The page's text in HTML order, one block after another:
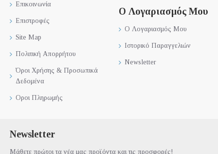
Επικοινωνία
Επιστροφές
Site Map
Πολιτική Απορρήτου
Όροι Χρήσης & Προσωπικά
Δεδομένα
Οροι Πληρωμής
Ο Λογαριασμός Μου
Ο Λογαριασμός Μου
Ιστορικό Παραγγελιών
Newsletter
Newsletter
Μάθετε πρώτοι τα νέα μας προϊόντα και τις προσφορές!